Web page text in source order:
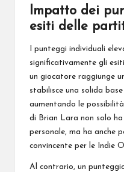
Impatto dei
esiti delle
I punteggi individuali
significativamente gli
un giocatore raggiunge
stabilisce una solida
aumentando le
di Brian Lara non solo
personale, ma ha anche
convincente per le Indie
Al contrario, un